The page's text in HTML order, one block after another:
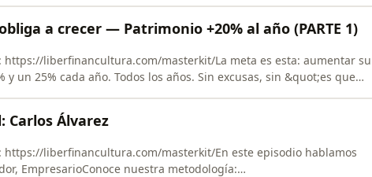
en:
a crecer — Patrimonio +20% al año (PARTE 1)
https://liberfinancultura.com/masterkit/La meta es esta: aumentar su
un 25% cada año. Todos los años. Sin excusas, sin &quot;es que
Seguinos en: PODCAST
YOUTUBE https://www.youtube.com/@Liberfinancultura
Carlos Álvarez
https://liberfinancultura.com/masterkit/En este episodio hablamos
EmpresarioConoce nuestra metodología: